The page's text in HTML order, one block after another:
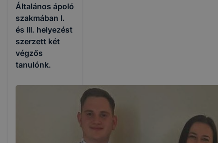
Általános ápoló
szakmában I.
és III. helyezést
szerzett két
végzős
tanulónk.